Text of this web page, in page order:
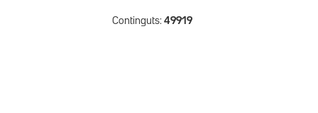
Continguts: 49919